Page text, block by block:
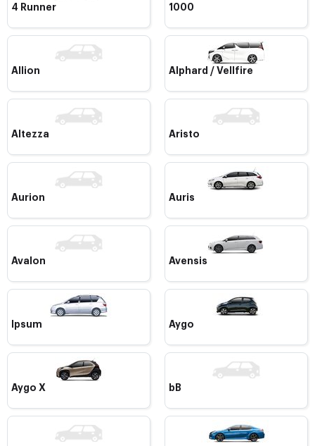
4 Runner 1000
Allion Alphard / Vellfire
Altezza Aristo
Aurion Auris
Avalon Avensis
Ipsum Aygo
Aygo X bB